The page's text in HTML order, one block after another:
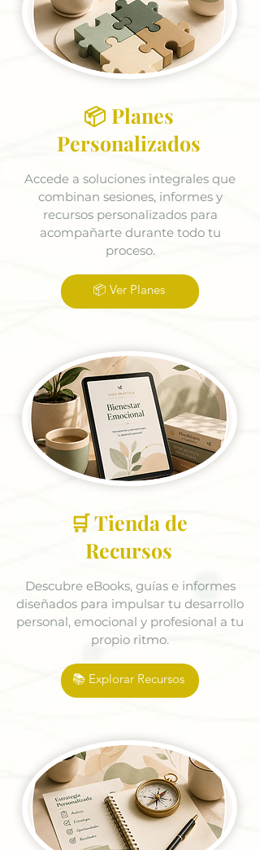
📦 Planes
Personalizados
Accede a soluciones integrales que
combinan sesiones, informes y
recursos personalizados para
acompañarte durante todo tu
proceso.
📦 Ver Planes
🛒 Tienda de
Recursos
Descubre eBooks, guías e informes
diseñados para impulsar tu desarrollo
personal, emocional y profesional a tu
propio ritmo.
📚 Explorar Recursos